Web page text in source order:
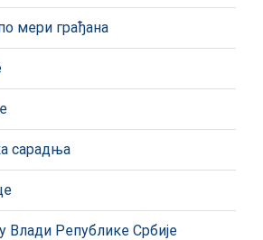
мери грађана
сарадња
Влади Републике Србије